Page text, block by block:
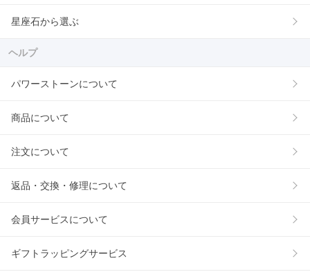
星座石から選ぶ
ヘルプ
パワーストーンについて
商品について
注文について
返品・交換・修理について
会員サービスについて
ギフトラッピングサービス